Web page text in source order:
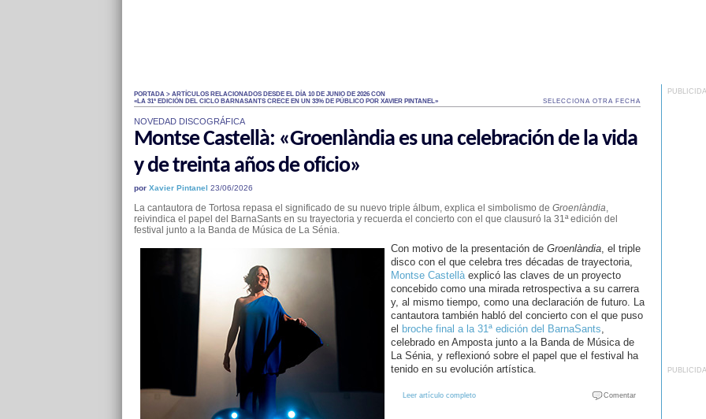
PORTADA > ARTÍCULOS RELACIONADOS DESDE EL DÍA 10 DE JUNIO DE 2026 CON
«LA 31ª EDICIÓN DEL CICLO BARNASANTS CRECE EN UN 33% DE PÚBLICO POR XAVIER PINTANEL»
SELECCIONA OTRA FECHA
NOVEDAD DISCOGRÁFICA
Montse Castellà: «Groenlàndia es una celebración de la vida
y de treinta años de oficio»
por Xavier Pintanel 23/06/2026
La cantautora de Tortosa repasa el significado de su nuevo triple álbum, explica el simbolismo de Groenlàndia,
reivindica el papel del BarnaSants en su trayectoria y recuerda el concierto con el que clausuró la 31ª edición del
festival junto a la Banda de Música de La Sénia.
Con motivo de la presentación de Groenlàndia, el triple
disco con el que celebra tres décadas de trayectoria,
Montse Castellàexplicó las claves de un proyecto
concebido como una mirada retrospectiva a su carrera
y, al mismo tiempo, como una declaración de futuro. La
cantautora también habló del concierto con el que puso
el broche final a la 31ª edición del BarnaSants,
celebrado en Amposta junto a la Banda de Música de
La Sénia, y reflexionó sobre el papel que el festival ha
tenido en su evolución artística.
Leer artículo completo Comentar